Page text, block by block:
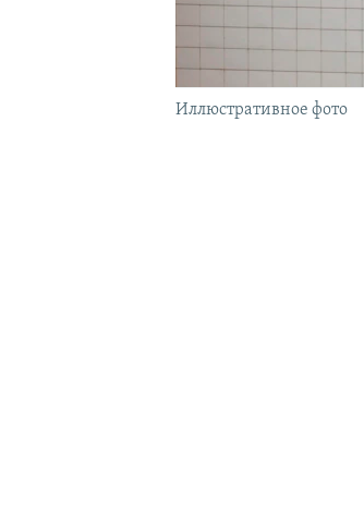
Иллюстративное фото